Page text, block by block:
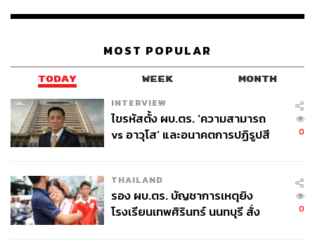
ประเทศไทย ตัวเลขคนจนจะเพิ่มอีก 1.5 ล้านคน จากฐาน
ล้านคน ซึ่งเป็นจำนวนที่เท่ากับปี 2559
3. การเข้าสู่สังคมผู้สูงอายุเต็มรูปแบบ ซึ่งปัจจุบันประเทศไทย
มี 30 จังหวัดที่เข้าสู่สังคมผู้สูงวัยแล้ว โดยสหประชาชาติ
ประเมินว่า ในปีหน้าประเทศไทยจะเข้าสู่สังคมผู้สูงอายุอย่าง
สมบูรณ์ (Aged Society) และในปี 2573 จะเข้าสู่อย่างเต็มที่
แรงงานของไทยจะลดลงต่อเนื่อง ส่งผลต่อภาระการคลัง และ
การขยายตัวของเศรษฐกิจที่จะมีศักยภาพลดลง
ส่วนสุวิทย์ สรรพวิทยศิริ ผู้ช่วยผู้อำนวยการสถาบันวิจัย
MOST POPULAR
TODAY WEEK MONTH
INTERVIEW
ไขรหัสตั้ง ผบ.ตร. ‘ความสามารถ
vs อาวุโส’ และอนาคตการปฏิรูปสี
0
THAILAND
รอง ผบ.ตร. บัญชาการเหตุยิง
โรงเรียนเทพศิรินทร์ นนทบุรี สั่ง
0